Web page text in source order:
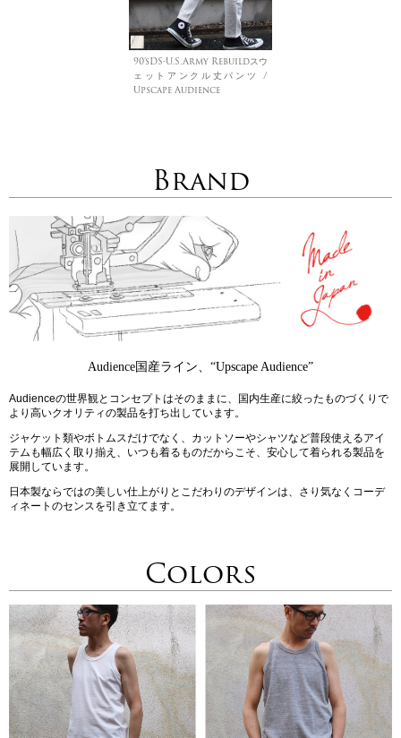
90’sDS-U.S.Army Rebuildスウ
ェットアンクル丈パンツ /
Upscape Audience
Brand
Audience国産ライン、“Upscape Audience”
Audienceの世界観とコンセプトはそのままに、国内生産に絞ったものづくりで
より高いクオリティの製品を打ち出しています。
ジャケット類やボトムスだけでなく、カットソーやシャツなど普段使えるアイ
テムも幅広く取り揃え、いつも着るものだからこそ、安心して着られる製品を
展開しています。
日本製ならではの美しい仕上がりとこだわりのデザインは、さり気なくコーデ
ィネートのセンスを引き立てます。
Colors